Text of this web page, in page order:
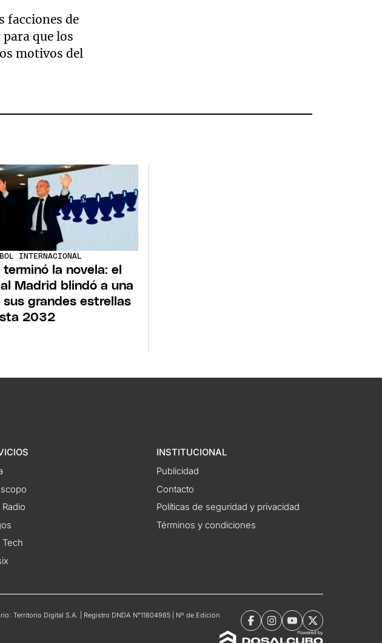
facciones de
que los
motivos del
INTERNACIONAL
terminó la novela: el
Madrid blindó a una
sus grandes estrellas
2032
Tech
INSTITUCIONAL
Publicidad
Contacto
Políticas de seguridad y privacidad
Términos y condiciones
Territorio Digital S.A. | Registro DNDA N°11804985 | Nº de Edición